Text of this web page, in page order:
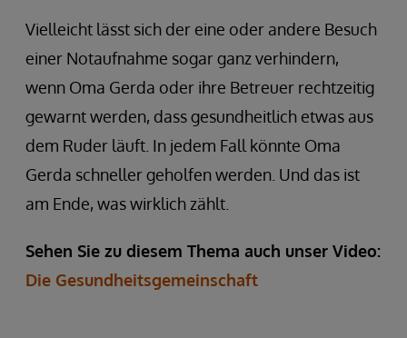
Vielleicht lässt sich der eine oder andere Besuch
einer Notaufnahme sogar ganz verhindern,
wenn Oma Gerda oder ihre Betreuer rechtzeitig
gewarnt werden, dass gesundheitlich etwas aus
dem Ruder läuft. In jedem Fall könnte Oma
Gerda schneller geholfen werden. Und das ist
am Ende, was wirklich zählt.
Sehen Sie zu diesem Thema auch unser Video:
Die Gesundheitsgemeinschaft